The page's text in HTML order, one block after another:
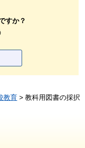
すか？
教育 > 教科用図書の採択